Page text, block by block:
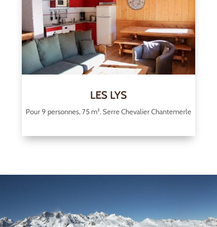
LES LYS
Pour 9 personnes, 75 m². Serre Chevalier Chantemerle